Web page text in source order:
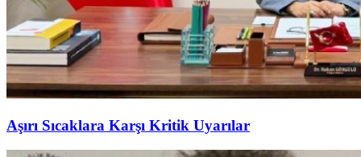
Aşırı Sıcaklara Karşı Kritik Uyarılar